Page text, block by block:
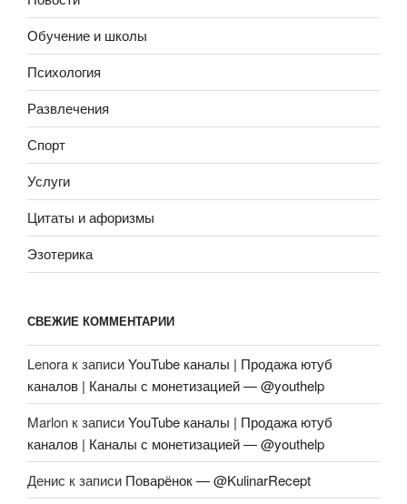
Обучение и школы
Психология
Развлечения
Спорт
Услуги
Цитаты и афоризмы
Эзотерика
СВЕЖИЕ КОММЕНТАРИИ
Lenora к записиYouTube каналы | Продажа ютуб
каналов | Каналы с монетизацией — @youthelp
Marlon к записиYouTube каналы | Продажа ютуб
каналов | Каналы с монетизацией — @youthelp
Денис к записи Поварёнок — @KulinarRecept